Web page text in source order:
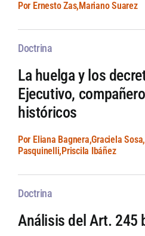
Por Ernesto Zas,Mariano Suarez
Doctrina
La huelga y los
Ejecutivo,
históricos
Por Eliana Bagnera,Graciela
Pasquinelli,Priscila Ibáñez
Doctrina
Análisis del Art. 245